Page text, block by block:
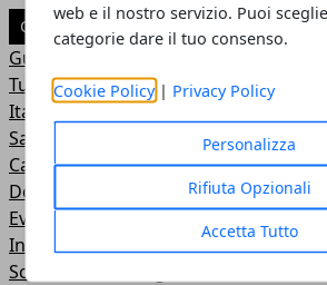
web e il nostro servizio. Puoi
categorie dare il tuo consenso.
Cookie Policy | Privacy Policy
Personalizza
Rifiuta Opzionali
Accetta Tutto
CATEGORIE
Guide
Turismo
Italia
Salute e Benessere
Casa
Donna
Eventi
Investimenti
Scienza e tecnologia